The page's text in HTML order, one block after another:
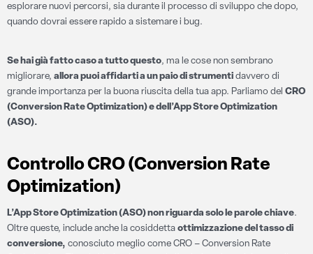
esplorare nuovi percorsi, sia durante il processo di sviluppo che dopo,
quando dovrai essere rapido a sistemare i bug.
Se hai già fatto caso a tutto questo, ma le cose non sembrano
migliorare, allora puoi affidarti a un paio di strumenti davvero di
grande importanza per la buona riuscita della tua app. Parliamo del CRO
(Conversion Rate Optimization) e dell’App Store Optimization
(ASO).
Controllo CRO (Conversion Rate
Optimization)
L’App Store Optimization (ASO) non riguarda solo le parole chiave.
Oltre queste, include anche la cosiddetta ottimizzazione del tasso di
conversione, conosciuto meglio come CRO – Conversion Rate